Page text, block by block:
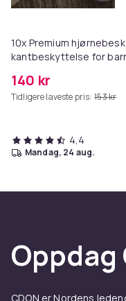
10x Premium
kantbeskyttelse for
140 kr
Tidligere laveste pris: 153 kr
4,4
mandag, 24 aug.
Oppdag
CDON er Nordens